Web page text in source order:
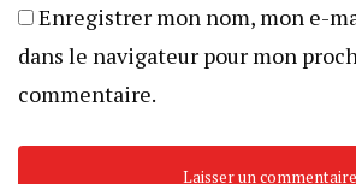
Enregistrer mon nom, mon e-
dans le navigateur pour mon
commentaire.